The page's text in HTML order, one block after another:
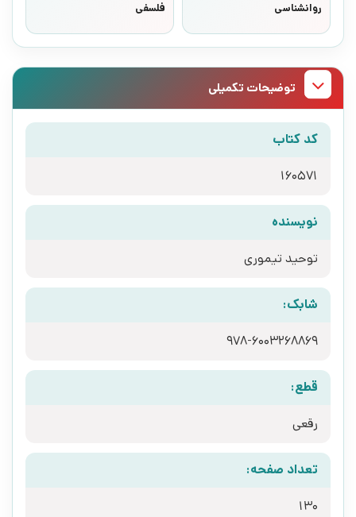
روانشناسی فلسفی
توضیحات تکمیلی
کد کتاب
160571
نویسنده
توحید تیموری
شابک:
978-6003268869
قطع:
رقعی
تعداد صفحه:
130